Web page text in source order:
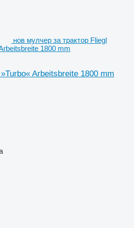
нов мулчер за трактор Fliegl
1800 mm
Arbeitsbreite 1800 mm